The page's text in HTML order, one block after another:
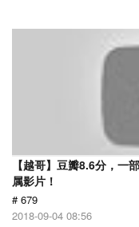
【越哥】豆瓣8.6分，一
属影片！
# 679
2018-09-04 08:56